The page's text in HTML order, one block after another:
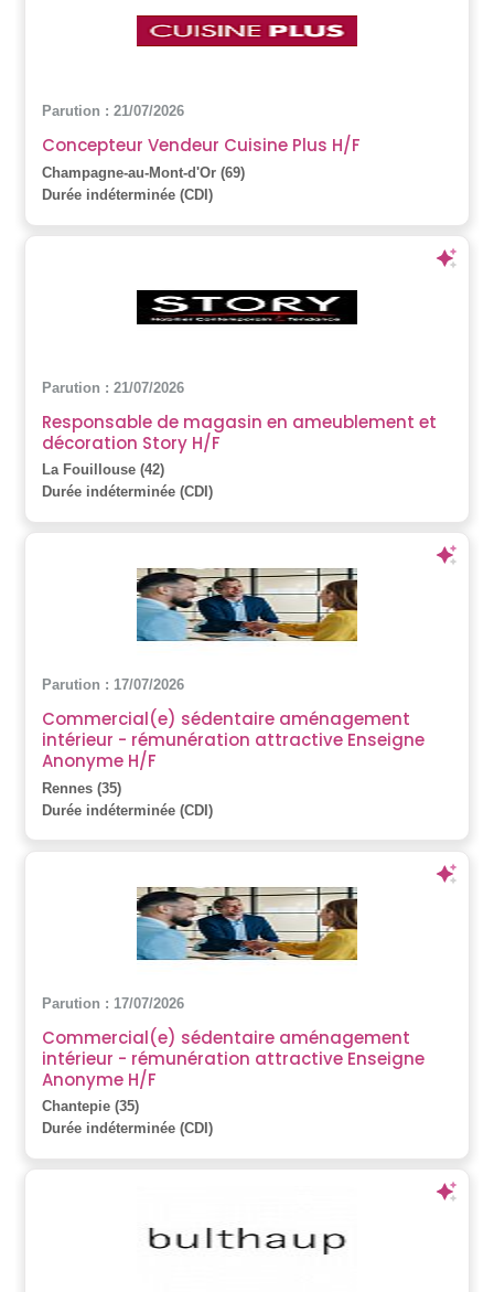
Parution : 21/07/2026
Concepteur Vendeur Cuisine Plus H/F
Champagne-au-Mont-d'Or (69)
Durée indéterminée (CDI)
Parution : 21/07/2026
Responsable de magasin en ameublement et
décoration Story H/F
La Fouillouse (42)
Durée indéterminée (CDI)
Parution : 17/07/2026
Commercial(e) sédentaire aménagement
intérieur - rémunération attractive Enseigne
Anonyme H/F
Rennes (35)
Durée indéterminée (CDI)
Parution : 17/07/2026
Commercial(e) sédentaire aménagement
intérieur - rémunération attractive Enseigne
Anonyme H/F
Chantepie (35)
Durée indéterminée (CDI)